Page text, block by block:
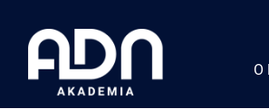
O
content